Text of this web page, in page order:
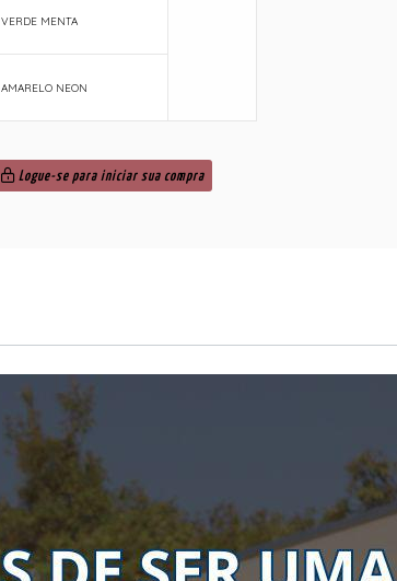
VERDE MENTA
AMARELO NEON
Logue-se para iniciar sua compra